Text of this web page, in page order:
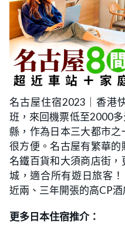
名古屋住宿2023｜香港
班，來回機票低至2000
縣，作為日本三大都市
很方便。名古屋有繁華
名鐵百貨和大須商店街
城，適合所有遊日旅客
近兩、三年開張的高CP
更多日本住宿推介：